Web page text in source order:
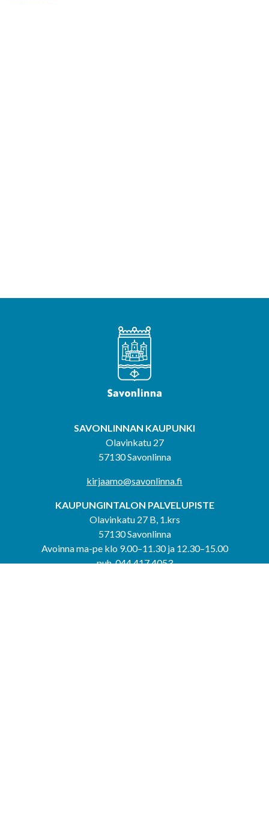
SAVONLINNAN KAUPUNKI
Olavinkatu 27
57130 Savonlinna
kirjaamo@savonlinna.fi
KAUPUNGINTALON PALVELUPISTE
Olavinkatu 27 B, 1.krs
57130 Savonlinna
Avoinna ma-pe klo 9.00–11.30 ja 12.30–15.00
puh. 044 417 4053